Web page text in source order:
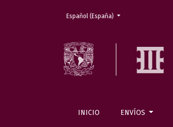
INICIO ENVÍOS
Cambiar el idioma. El actual es:
Español (España)